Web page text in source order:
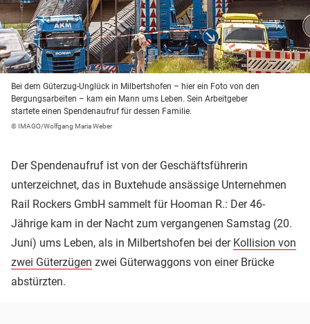
Bei dem Güterzug-Unglück in Milbertshofen – hier ein Foto von den
Bergungsarbeiten – kam ein Mann ums Leben. Sein Arbeitgeber
startete einen Spendenaufruf für dessen Familie.
© IMAGO/Wolfgang Maria Weber
Der Spendenaufruf ist von der Geschäftsführerin
unterzeichnet, das in Buxtehude ansässige Unternehmen
Rail Rockers GmbH sammelt für Hooman R.: Der 46-
Jährige kam in der Nacht zum vergangenen Samstag (20.
Juni) ums Leben, als in Milbertshofen bei der Kollision von
zwei Güterzügen zwei Güterwaggons von einer Brücke
abstürzten.